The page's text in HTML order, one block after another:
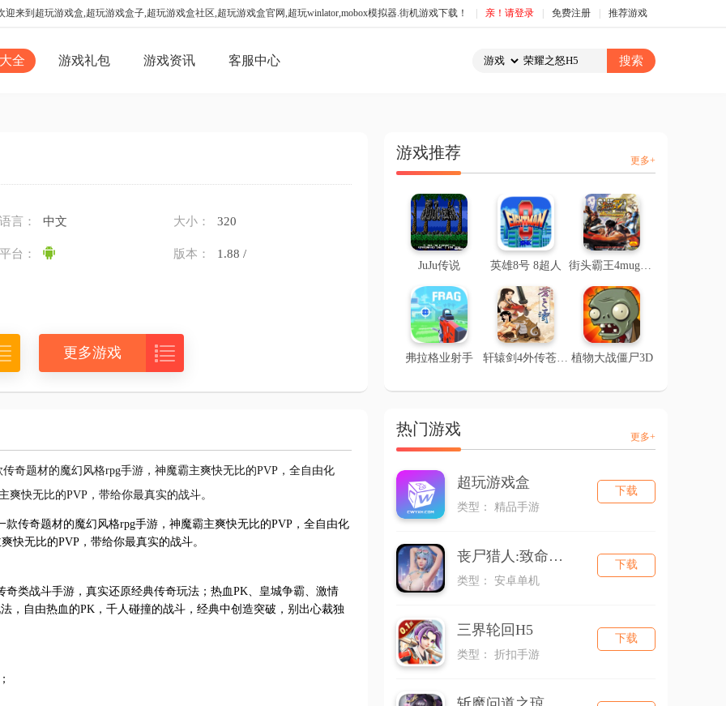
迎来到超玩游戏盒,超玩游戏盒子,超玩游戏盒社区,超玩游戏盒官网,超玩winlator,mobox模拟器.街机游戏下载！ 亲！请登录 免费注册 推荐游戏
全 游戏礼包 游戏资讯 客服中心
语言： 中文 大小： 320
平台： 版本： 1.88 /
更多游戏 
奇题材的魔幻风格rpg手游，神魔霸主爽快无比的PVP，全自由化
快无比的PVP，带给你最真实的战斗。
传奇题材的魔幻风格rpg手游，神魔霸主爽快无比的PVP，全自由化
快无比的PVP，带给你最真实的战斗。
类战斗手游，真实还原经典传奇玩法；热血PK、皇城争霸、激情
，自由热血的PK，千人碰撞的战斗，经典中创造突破，别出心裁独
游戏推荐 更多+
JuJu传说 英雄8号 8超人 街头霸王4mugen版
弗拉格业射手 轩辕剑4外传苍之涛（直装版） 植物大战僵尸3D
热门游戏 更多+
超玩游戏盒
类型： 精品手游
下载
丧尸猎人:致命解药
类型： 安卓单机
下载
三界轮回H5
类型： 折扣手游
下载